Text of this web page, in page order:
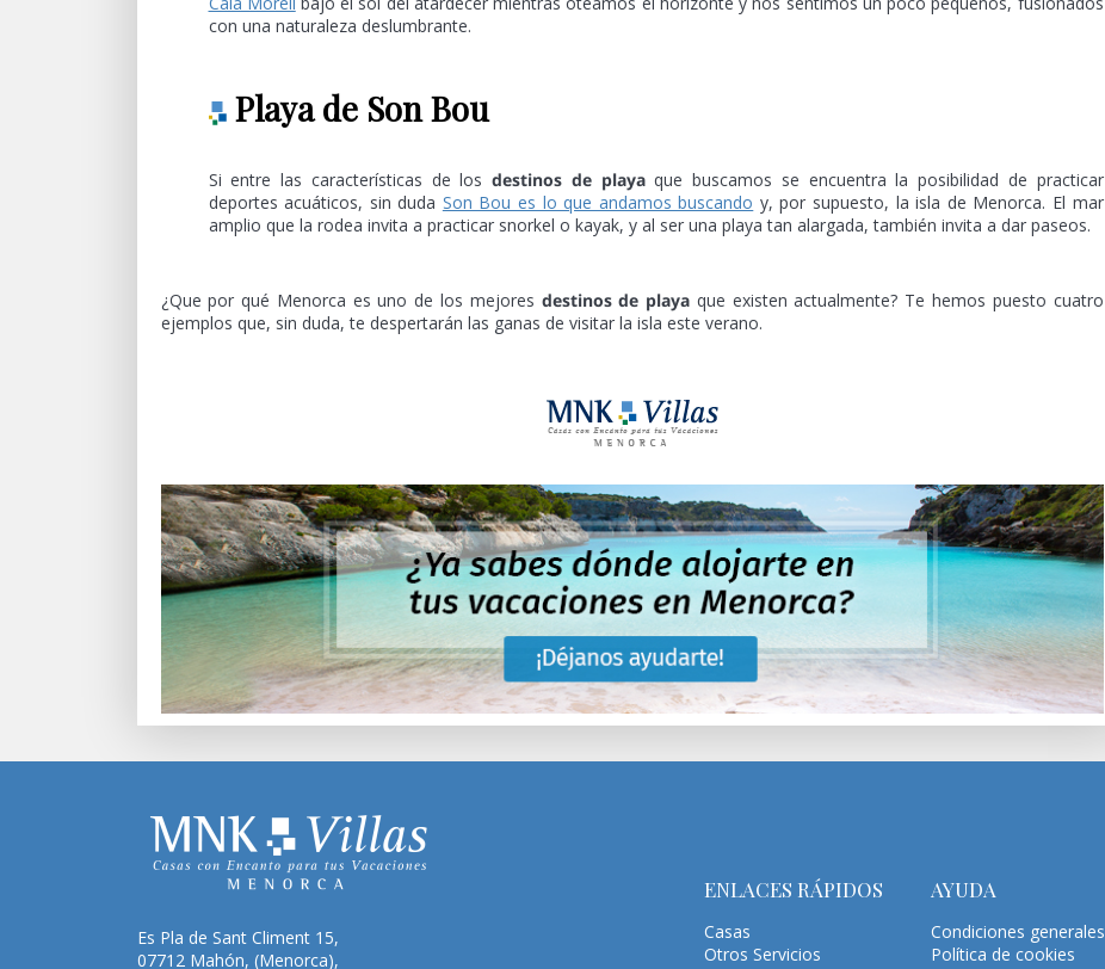
con una naturaleza deslumbrante.
Playa de Son Bou
Si entre las características de los destinos de playaque buscamos se encuentra la posibilidad de practicar
deportes acuáticos, sin duda Son Bou es lo que andamos buscando y, por supuesto, la isla de Menorca. El mar
amplio que la rodea invita a practicar snorkel o kayak, y al ser una playa tan alargada, también invita a dar paseos.
¿Que por qué Menorca es uno de los mejores destinos de playa que existen actualmente? Te hemos puesto cuatro
ejemplos que, sin duda, te despertarán las ganas de visitar la isla este verano.
Es Pla de Sant Climent 15,
07712 Mahón, (Menorca),
ENLACES RÁPIDOS
Casas
Otros Servicios
AYUDA
Condiciones generales
Política de cookies